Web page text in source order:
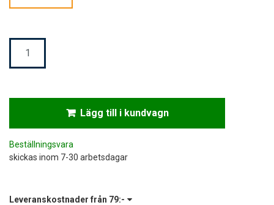
Beställningsvara
skickas inom 7-30 arbetsdagar
Leveranskostnader från 79:-
Mängd
Lägg till i kundvagn